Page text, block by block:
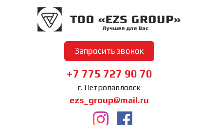
Запросить звонок
+7 775 727 90 70
г. Петропавловск
ezs_group@mail.ru